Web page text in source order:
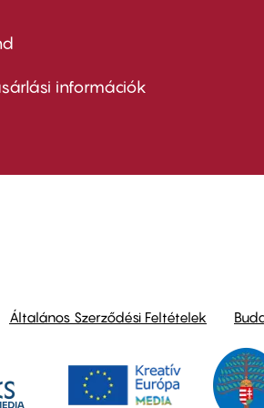
információk
Általános Szerződési Feltételek